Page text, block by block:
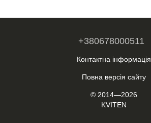
+380678000511
Контактна інформація
Повна версія сайту
© 2014—2026
KVITEN